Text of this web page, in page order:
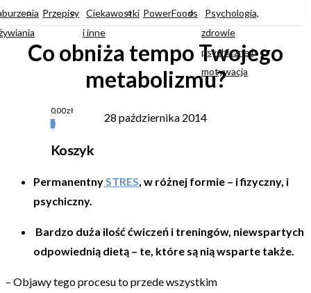
Przepisy Ciekawostki
i inne
PowerFoods
Psychologia,
zdrowie
psychiczne i
motywacja
0,00zł
0
Koszyk
Co obniża tempo Twojego
metabolizmu?
28 października 2014
PermanentnySTRES, w różnej formie – i fizyczny, i
psychiczny.
Bardzo duża ilość ćwiczeń i treningów, niewspartych
odpowiednią dietą – te, które są nią wsparte także.
– Objawy tego procesu to przede wszystkim